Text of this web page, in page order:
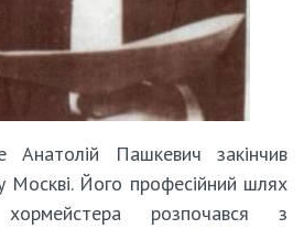
Анатолій Пашкевич закінчив
Москві. Його професійний шлях
розпочався з